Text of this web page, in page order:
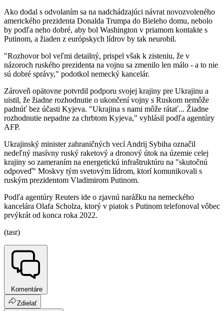
Ako dodal s odvolaním sa na nadchádzajúci návrat novozvoleného
amerického prezidenta Donalda Trumpa do Bieleho domu, nebolo
by podľa neho dobré, aby bol Washington v priamom kontakte s
Putinom, a žiaden z európskych lídrov by tak neurobil.
"Rozhovor bol veľmi detailný, prispel však k zisteniu, že v
názoroch ruského prezidenta na vojnu sa zmenilo len málo - a to nie
sú dobré správy," podotkol nemecký kancelár.
Zároveň opätovne potvrdil podporu svojej krajiny pre Ukrajinu a
uistil, že žiadne rozhodnutie o ukončení vojny s Ruskom nemôže
padnúť bez účasti Kyjeva. "Ukrajina s nami môže rátať... Žiadne
rozhodnutie nepadne za chrbtom Kyjeva," vyhlásil podľa agentúry
AFP.
Ukrajinský minister zahraničných vecí Andrij Sybiha označil
nedeľný masívny ruský raketový a dronový útok na územie celej
krajiny so zameraním na energetickú infraštruktúru na "skutočnú
odpoveď" Moskvy tým svetovým lídrom, ktorí komunikovali s
ruským prezidentom Vladimirom Putinom.
Podľa agentúry Reuters ide o zjavnú narážku na nemeckého
kancelára Olafa Scholza, ktorý v piatok s Putinom telefonoval vôbec
prvýkrát od konca roka 2022.
(tasr)
Komentáre
Zdielať